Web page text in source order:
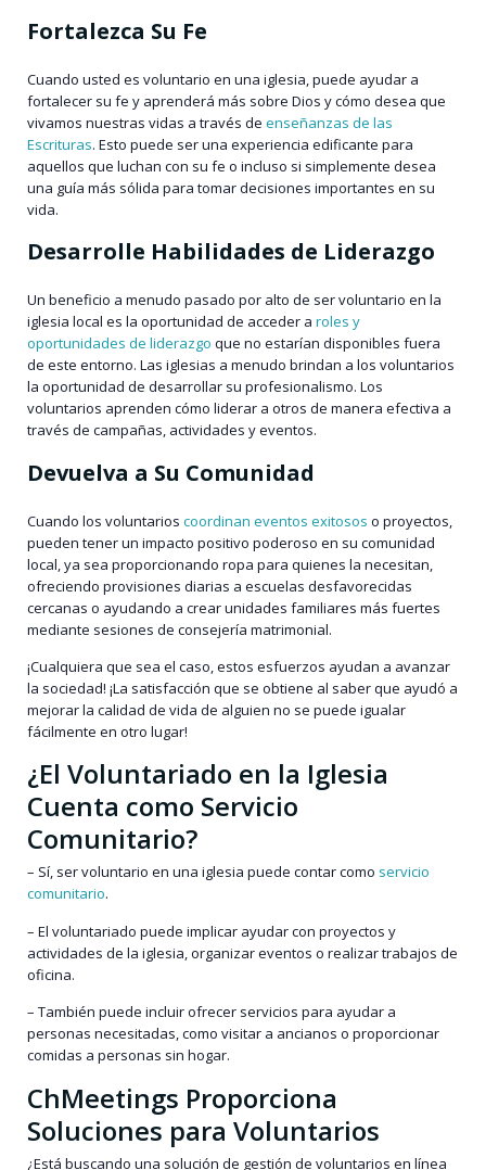
Fortalezca Su Fe
Cuando usted es voluntario en una iglesia, puede ayudar a
fortalecer su fe y aprenderá más sobre Dios y cómo desea que
vivamos nuestras vidas a través de enseñanzas de las
Escrituras. Esto puede ser una experiencia edificante para
aquellos que luchan con su fe o incluso si simplemente desea
una guía más sólida para tomar decisiones importantes en su
vida.
Desarrolle Habilidades de Liderazgo
Un beneficio a menudo pasado por alto de ser voluntario en la
iglesia local es la oportunidad de acceder a roles y
oportunidades de liderazgo que no estarían disponibles fuera
de este entorno. Las iglesias a menudo brindan a los voluntarios
la oportunidad de desarrollar su profesionalismo. Los
voluntarios aprenden cómo liderar a otros de manera efectiva a
través de campañas, actividades y eventos.
Devuelva a Su Comunidad
Cuando los voluntarios coordinan eventos exitosos o proyectos,
pueden tener un impacto positivo poderoso en su comunidad
local, ya sea proporcionando ropa para quienes la necesitan,
ofreciendo provisiones diarias a escuelas desfavorecidas
cercanas o ayudando a crear unidades familiares más fuertes
mediante sesiones de consejería matrimonial.
¡Cualquiera que sea el caso, estos esfuerzos ayudan a avanzar
la sociedad! ¡La satisfacción que se obtiene al saber que ayudó a
mejorar la calidad de vida de alguien no se puede igualar
fácilmente en otro lugar!
¿El Voluntariado en la Iglesia
Cuenta como Servicio
Comunitario?
– Sí, ser voluntario en una iglesia puede contar como servicio
comunitario.
– El voluntariado puede implicar ayudar con proyectos y
actividades de la iglesia, organizar eventos o realizar trabajos de
oficina.
– También puede incluir ofrecer servicios para ayudar a
personas necesitadas, como visitar a ancianos o proporcionar
comidas a personas sin hogar.
ChMeetings Proporciona
Soluciones para Voluntarios
¿Está buscando una solución de gestión de voluntarios en línea